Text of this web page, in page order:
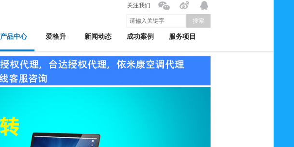
产品中心 爱格升 新闻动态 成功案例 服务项目
关注我们
搜索